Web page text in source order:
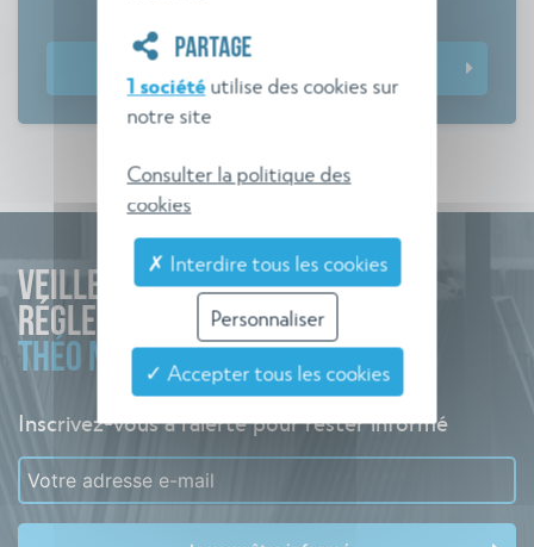
VEILLE
RÉGLEMENTAIRE
THÉO NORME
Inscrivez-vous à l'alerte pour rester informé
PARTAGE
1 sociétéutilise des cookies sur
notre site
Consulter la politique des
cookies
✗ Interdire tous les cookies
Personnaliser
✓ Accepter tous les cookies